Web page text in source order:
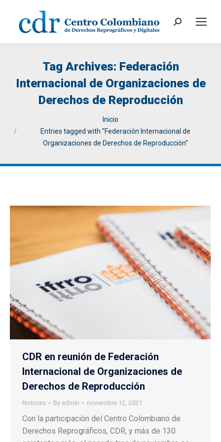
Search:
Tag Archives: Federación
Internacional de Organizaciones de
Derechos de Reproducción
Inicio
Entries tagged with "Federación Internacional de
Organizaciones de Derechos de Reproducción"
CDR en reunión de Federación
Internacional de Organizaciones de
Derechos de Reproducción
Noticias By admin noviembre 12, 2021
Con la participación del Centro Colombiano de
Derechos Reprográficos, CDR, y más de 130